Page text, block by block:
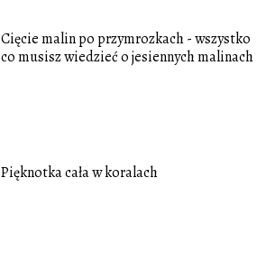
Cięcie malin po przymrozkach - wszystko
co musisz wiedzieć o jesiennych malinach
Pięknotka cała w koralach